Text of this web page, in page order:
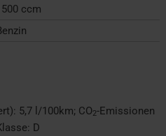
ccm
5,7 l/100km; CO2-Emissionen
D